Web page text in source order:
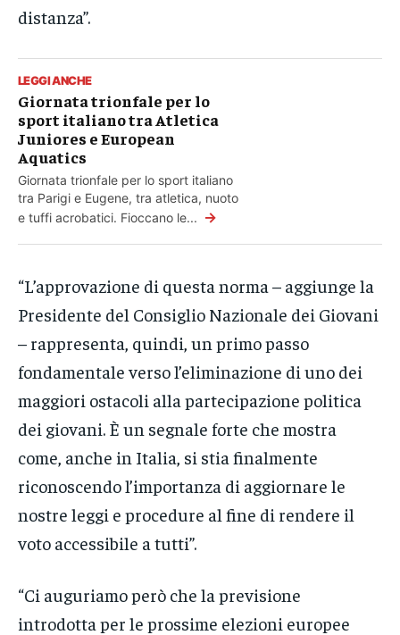
distanza”.
LEGGI ANCHE
Giornata trionfale per lo
sport italiano tra Atletica
Juniores e European
Aquatics
Giornata trionfale per lo sport italiano
tra Parigi e Eugene, tra atletica, nuoto
e tuffi acrobatici. Fioccano le... →
“L’approvazione di questa norma – aggiunge la
Presidente del Consiglio Nazionale dei Giovani
– rappresenta, quindi, un primo passo
fondamentale verso l’eliminazione di uno dei
maggiori ostacoli alla partecipazione politica
dei giovani. È un segnale forte che mostra
come, anche in Italia, si stia finalmente
riconoscendo l’importanza di aggiornare le
nostre leggi e procedure al fine di rendere il
voto accessibile a tutti”.
“Ci auguriamo però che la previsione
introdotta per le prossime elezioni europee